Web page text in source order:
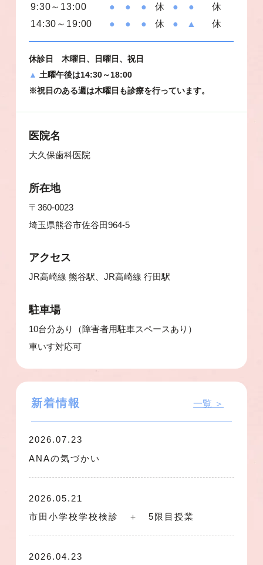
9:30～13:00 ● ● ● 休 ● ●
休
14:30～19:00
● ● ● 休 ● ▲ 休
休診日 木曜日、日曜日、祝日
▲ 土曜午後は14:30～18:00
※祝日のある週は木曜日も診療を行っています。
医院名
大久保歯科医院
所在地
〒360-0023
埼玉県熊谷市佐谷田964-5
アクセス
JR高崎線 熊谷駅、JR高崎線 行田駅
駐車場
10台分あり（障害者用駐車スペースあり）
車いす対応可
新着情報 一覧 ＞
2026.07.23
ANAの気づかい
2026.05.21
市田小学校学校検診 ＋ 5限目授業
2026.04.23